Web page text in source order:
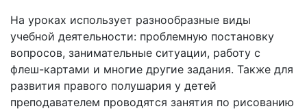
На уроках использует разнообразные виды
учебной деятельности: проблемную постановку
вопросов, занимательные ситуации, работу с
флеш-картами и многие другие задания. Также для
развития правого полушария у детей
преподавателем проводятся занятия по рисованию